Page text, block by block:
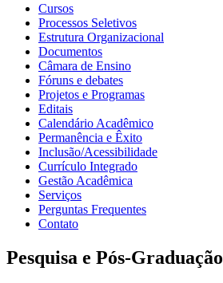
Cursos
Processos Seletivos
Estrutura Organizacional
Documentos
Câmara de Ensino
Fóruns e debates
Projetos e Programas
Editais
Calendário Acadêmico
Permanência e Êxito
Inclusão/Acessibilidade
Currículo Integrado
Gestão Acadêmica
Serviços
Perguntas Frequentes
Contato
Pesquisa e Pós-Graduação